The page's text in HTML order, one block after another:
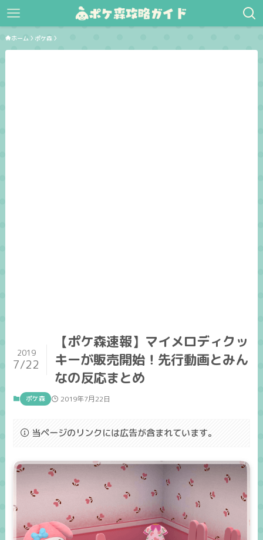
ホーム ポケ森
【ポケ森速報】マイメロディクッ
キーが販売開始！先行動画とみん
なの反応まとめ
2019
7/22
ポケ森 2019年7月22日
当ページのリンクには広告が含まれています。